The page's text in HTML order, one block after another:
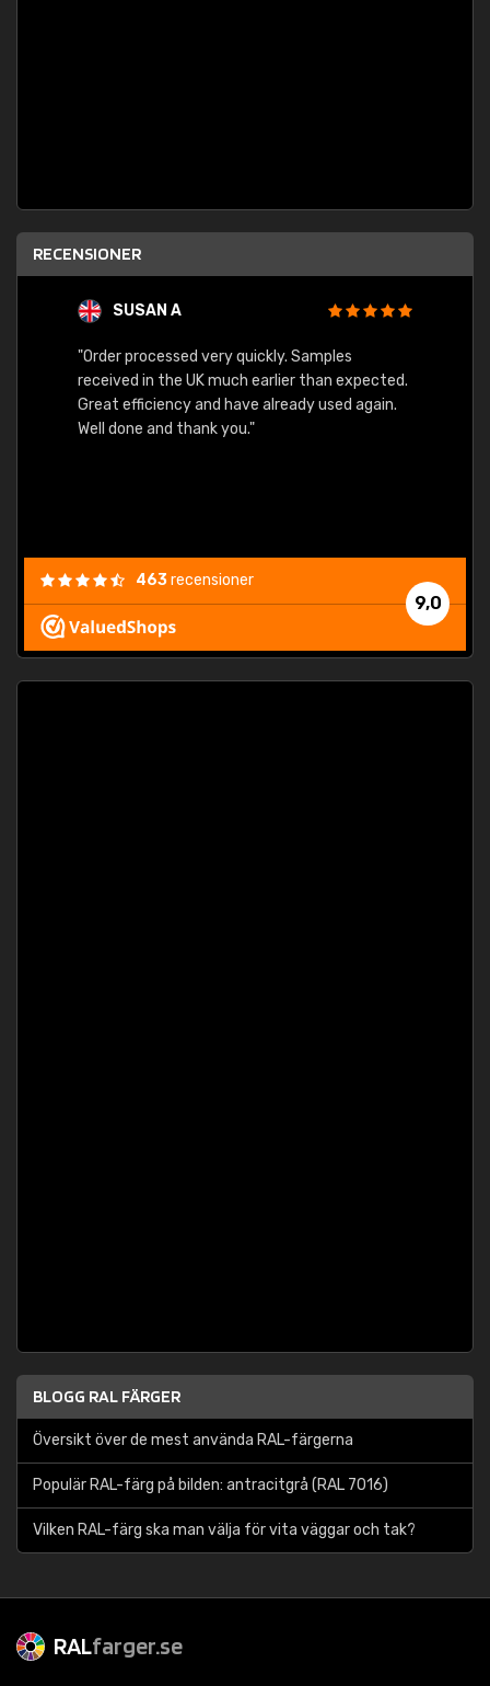
RECENSIONER
SUSAN A
"Order processed very quickly. Samples
received in the UK much earlier than expected.
Great efficiency and have already used again.
Well done and thank you."
9,0
463recensioner
BLOGG RAL FÄRGER
Översikt över de mest använda RAL-färgerna
Populär RAL-färg på bilden: antracitgrå (RAL 7016)
Vilken RAL-färg ska man välja för vita väggar och tak?
RALfarger.se